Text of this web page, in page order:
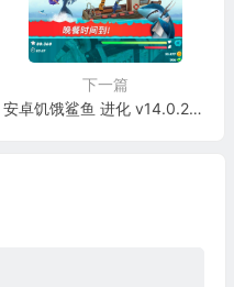
下一篇
安卓饥饿鲨鱼 进化 v14.0.2无限金币/宝石